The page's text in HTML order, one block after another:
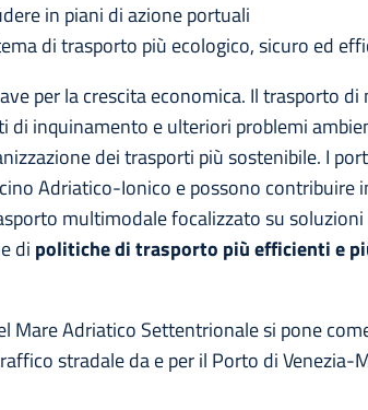
in piani di azione portuali
di trasporto più ecologico, sicuro ed
per la crescita economica. Il trasporto di
di inquinamento e ulteriori problemi
dei trasporti più sostenibile. I
Adriatico-Ionico e possono contribuire
multimodale focalizzato su soluzioni
di politiche di trasporto più efficienti e
Mare Adriatico Settentrionale si pone
stradale da e per il Porto di Venezia-